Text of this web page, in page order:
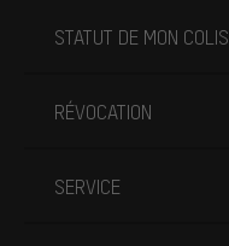
STATUT DE MON COLIS
RÉVOCATION
SERVICE